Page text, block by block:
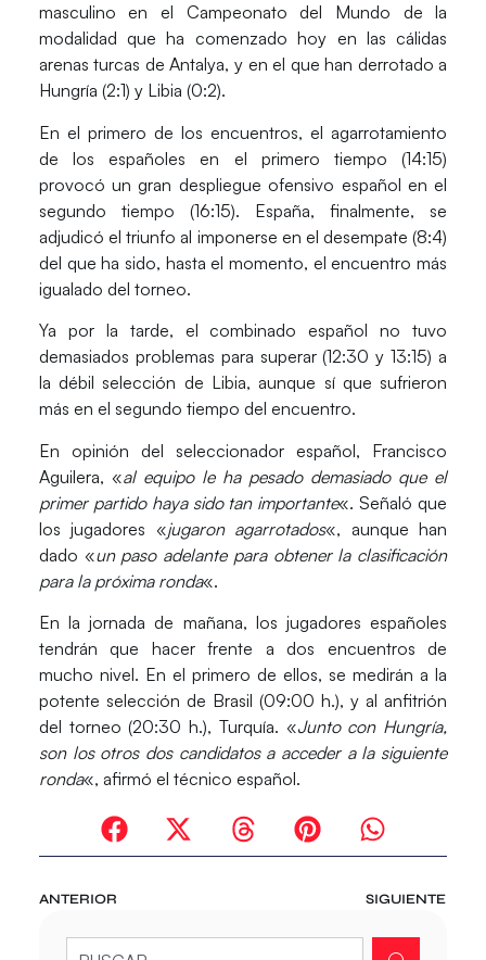
masculino en el Campeonato del Mundo de la
modalidad que ha comenzado hoy en las cálidas
arenas turcas de Antalya, y en el que han derrotado a
Hungría (2:1) y Libia (0:2).
En el primero de los encuentros, el agarrotamiento
de los españoles en el primero tiempo (14:15)
provocó un gran despliegue ofensivo español en el
segundo tiempo (16:15). España, finalmente, se
adjudicó el triunfo al imponerse en el desempate (8:4)
del que ha sido, hasta el momento, el encuentro más
igualado del torneo.
Ya por la tarde, el combinado español no tuvo
demasiados problemas para superar (12:30 y 13:15) a
la débil selección de Libia, aunque sí que sufrieron
más en el segundo tiempo del encuentro.
En opinión del seleccionador español, Francisco
Aguilera, «al equipo le ha pesado demasiado que el
primer partido haya sido tan importante«. Señaló que
los jugadores «jugaron agarrotados«, aunque han
dado «un paso adelante para obtener la clasificación
para la próxima ronda«.
En la jornada de mañana, los jugadores españoles
tendrán que hacer frente a dos encuentros de
mucho nivel. En el primero de ellos, se medirán a la
potente selección de Brasil (09:00 h.), y al anfitrión
del torneo (20:30 h.), Turquía. «Junto con Hungría,
son los otros dos candidatos a acceder a la siguiente
ronda«, afirmó el técnico español.
ANTERIOR SIGUIENTE